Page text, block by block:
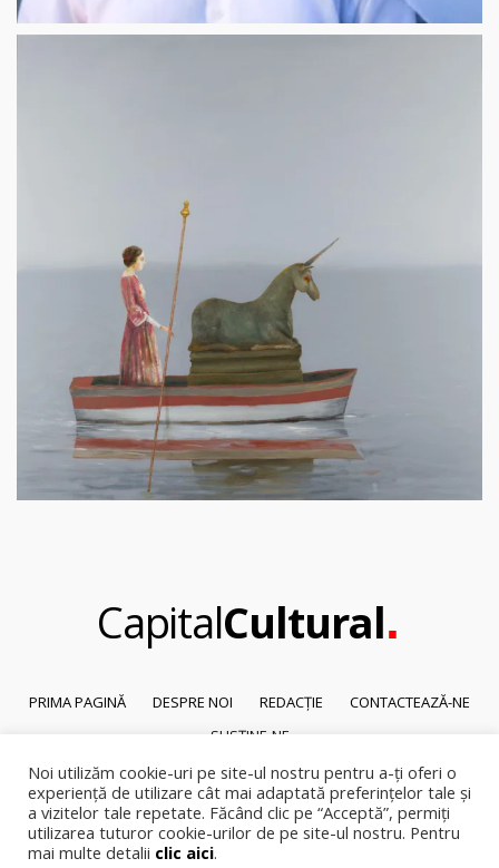
CapitalCultural.
PRIMA PAGINĂ DESPRE NOI REDACȚIE
CONTACTEAZĂ-NE
SUSȚINE-NE
© 2026Capital Cultural
Reproducerea integrală sau parțială a textelor sau a ilustrațiilor din orice
pagină a site-ului este posibilă numai cu acordul prealabil scris al Capital
Noi utilizăm cookie-uri pe site-ul nostru pentru a-ți oferi o
experiență de utilizare cât mai adaptată preferințelor tale și
a vizitelor tale repetate. Făcând clic pe “Acceptă”, permiți
utilizarea tuturor cookie-urilor de pe site-ul nostru. Pentru
mai multe detalii clic aici.